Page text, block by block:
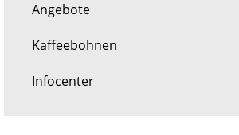
Angebote
Kaffeebohnen
Infocenter